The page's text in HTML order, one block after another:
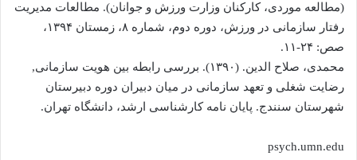
(مطالعه موردی، کارکنان وزارت ورزش و جوانان). مطالعات مدیریت
رفتار سازمانی در ورزش، دوره دوم، شماره ۸، زمستان ۱۳۹۴،
صص: ۲۴-۱۱.
محمدی، صلاح الدین. (۱۳۹۰). بررسی رابطه بین هویت سازمانی,
رضایت شغلی و تعهد سازمانی در میان دبیران دوره دبیرستان
شهرستان سنندج. پایان نامه کارشناسی ارشد، دانشگاه تهران.
psych.umn.edu